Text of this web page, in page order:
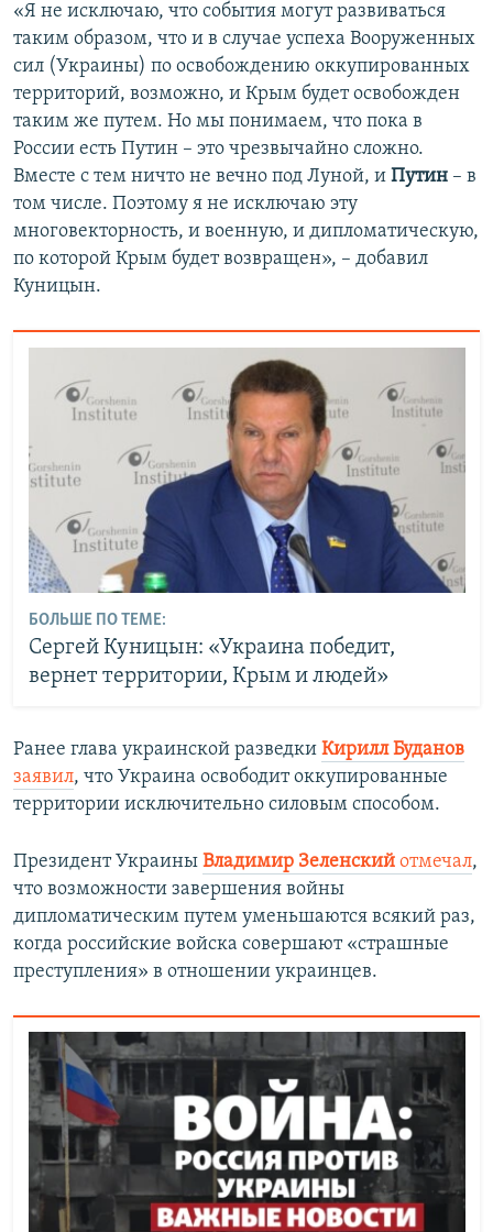
«Я не исключаю, что события могут развиваться
таким образом, что и в случае успеха Вооруженных
сил (Украины) по освобождению оккупированных
территорий, возможно, и Крым будет освобожден
таким же путем. Но мы понимаем, что пока в
России есть Путин – это чрезвычайно сложно.
Вместе с тем ничто не вечно под Луной, и Путин – в
том числе. Поэтому я не исключаю эту
многовекторность, и военную, и дипломатическую,
по которой Крым будет возвращен», – добавил
Куницын.
БОЛЬШЕ ПО ТЕМЕ:
Сергей Куницын: «Украина победит,
вернет территории, Крым и людей»
Ранее глава украинской разведки Кирилл Буданов
заявил, что Украина освободит оккупированные
территории исключительно силовым способом.
Президент Украины Владимир Зеленский отмечал,
что возможности завершения войны
дипломатическим путем уменьшаются всякий раз,
когда российские войска совершают «страшные
преступления» в отношении украинцев.